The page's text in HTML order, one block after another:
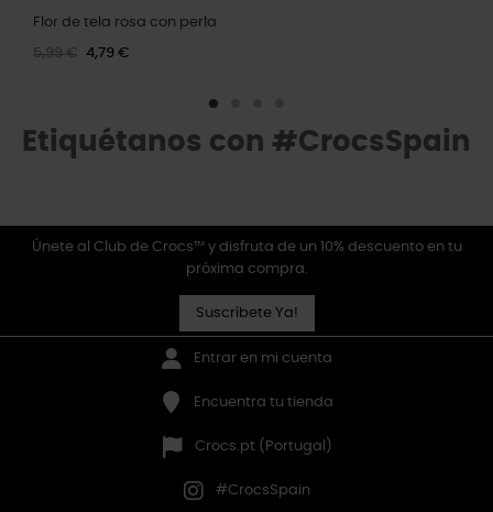
Flor de tela rosa con perla
5,99 € 4,79 €
Etiquétanos con #CrocsSpain
Únete al Club de Crocs™ y disfruta de un 10% descuento en tu
próxima compra.
Suscríbete Ya!
Entrar en mi cuenta
Encuentra tu tienda
Crocs.pt (Portugal)
#CrocsSpain